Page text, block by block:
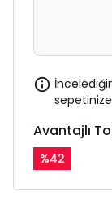
Avantajlı
%42